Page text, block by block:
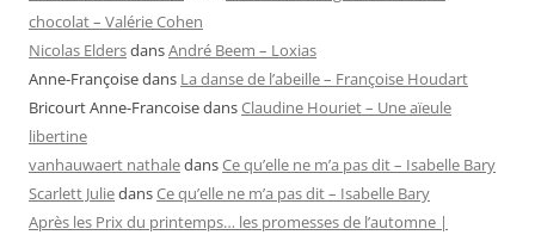
chocolat – Valérie Cohen
Nicolas EldersdansAndré Beem – Loxias
Anne-Françoisedans La danse de l’abeille – Françoise Houdart
Bricourt Anne-FrancoisedansClaudine Houriet – Une aïeule
libertine
vanhauwaert nathaledansCe qu’elle ne m’a pas dit – Isabelle Bary
Scarlett JuliedansCe qu’elle ne m’a pas dit – Isabelle Bary
Après les Prix du printemps… les promesses de l’automne |